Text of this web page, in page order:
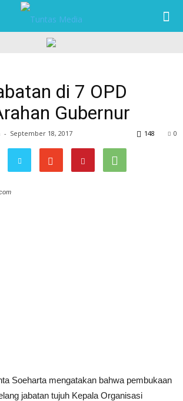
di 7 OPD
Gubernur
- September 18, 2017 0
148
Soeharta mengatakan bahwa pembukaan
jabatan tujuh Kepala Organisasi